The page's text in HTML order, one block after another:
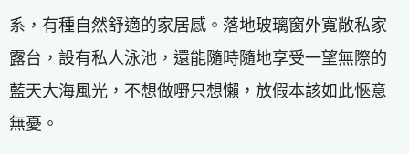
系，有種自然舒適的家居感。落地玻璃窗外寬敞私家
露台，設有私人泳池，還能隨時隨地享受一望無際的
藍天大海風光，不想做嘢只想懶，放假本該如此愜意
無憂。